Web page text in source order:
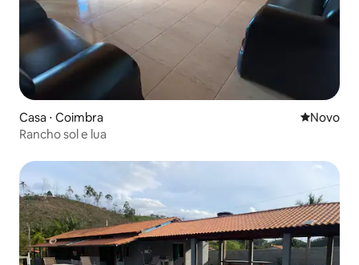
Casa ⋅ Coimbra Novo
Novo
Rancho sol e lua